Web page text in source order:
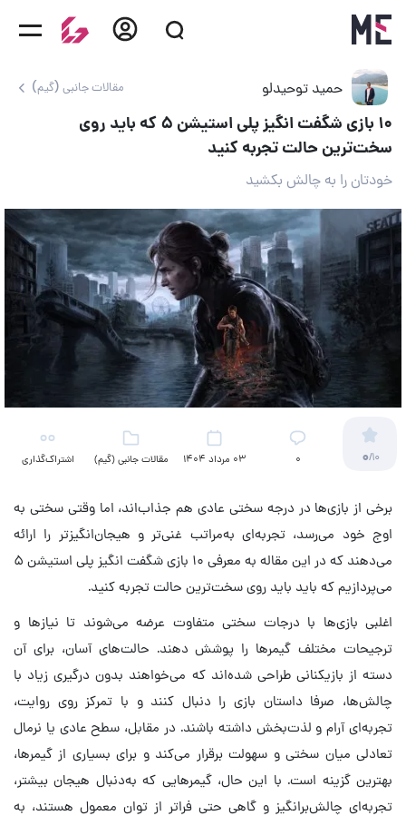
حمید توحیدلو مقالات جانبی (گیم)
۱۰ بازی شگفت انگیز پلی استیشن ۵ که باید روی
سخت‌ترین حالت تجربه کنید
خودتان را به چالش بکشید
0/10 ۰ 03 مرداد 1404 مقالات جانبی (گیم) اشتراک‌گذاری
برخی از بازی‌ها در درجه سختی عادی هم جذاب‌اند، اما وقتی سختی به
اوج خود می‌رسد، تجربه‌ای به‌مراتب غنی‌تر و هیجان‌انگیزتر را ارائه
می‌دهند که در این مقاله به معرفی ۱۰ بازی شگفت انگیز پلی استیشن ۵
می‌پردازیم که باید باید روی سخت‌ترین حالت تجربه کنید.
اغلبی بازی‌ها با درجات سختی متفاوت عرضه می‌شوند تا نیازها و
ترجیحات مختلف گیمرها را پوشش دهند. حالت‌های آسان، برای آن
دسته از بازیکنانی طراحی شده‌اند که می‌خواهند بدون درگیری زیاد با
چالش‌ها، صرفا داستان بازی را دنبال کنند و با تمرکز روی روایت،
تجربه‌ای آرام و لذت‌بخش داشته باشند. در مقابل، سطح عادی یا نرمال
تعادلی میان سختی و سهولت برقرار می‌کند و برای بسیاری از گیمرها،
بهترین گزینه است. با این حال، گیمرهایی که به‌دنبال هیجان بیشتر،
تجربه‌ای چالش‌برانگیز و گاهی حتی فراتر از توان معمول هستند، به